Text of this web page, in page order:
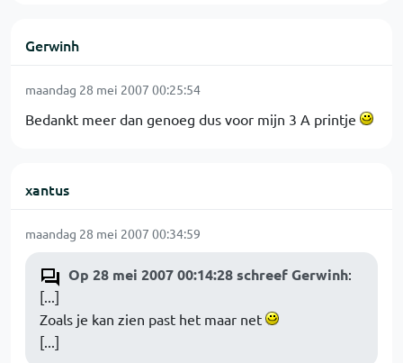
Gerwinh
maandag 28 mei 2007 00:25:54
Bedankt meer dan genoeg dus voor mijn 3 A printje
xantus
maandag 28 mei 2007 00:34:59
Op 28 mei 2007 00:14:28 schreef Gerwinh:
[...]
Zoals je kan zien past het maar net
[...]